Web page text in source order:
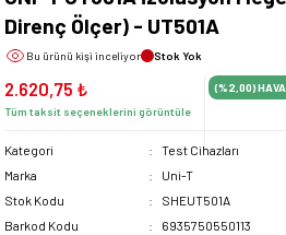
Direnç Ölçer) - UT501A
Bu ürünü kişi inceliyor Stok Yok
2.620,75 ₺
Tüm taksit seçeneklerini görüntüle
(%2,00)
Kategori
Test Cihazları
Marka
Uni-T
Stok Kodu
SHEUT501A
Barkod Kodu
6935750550113